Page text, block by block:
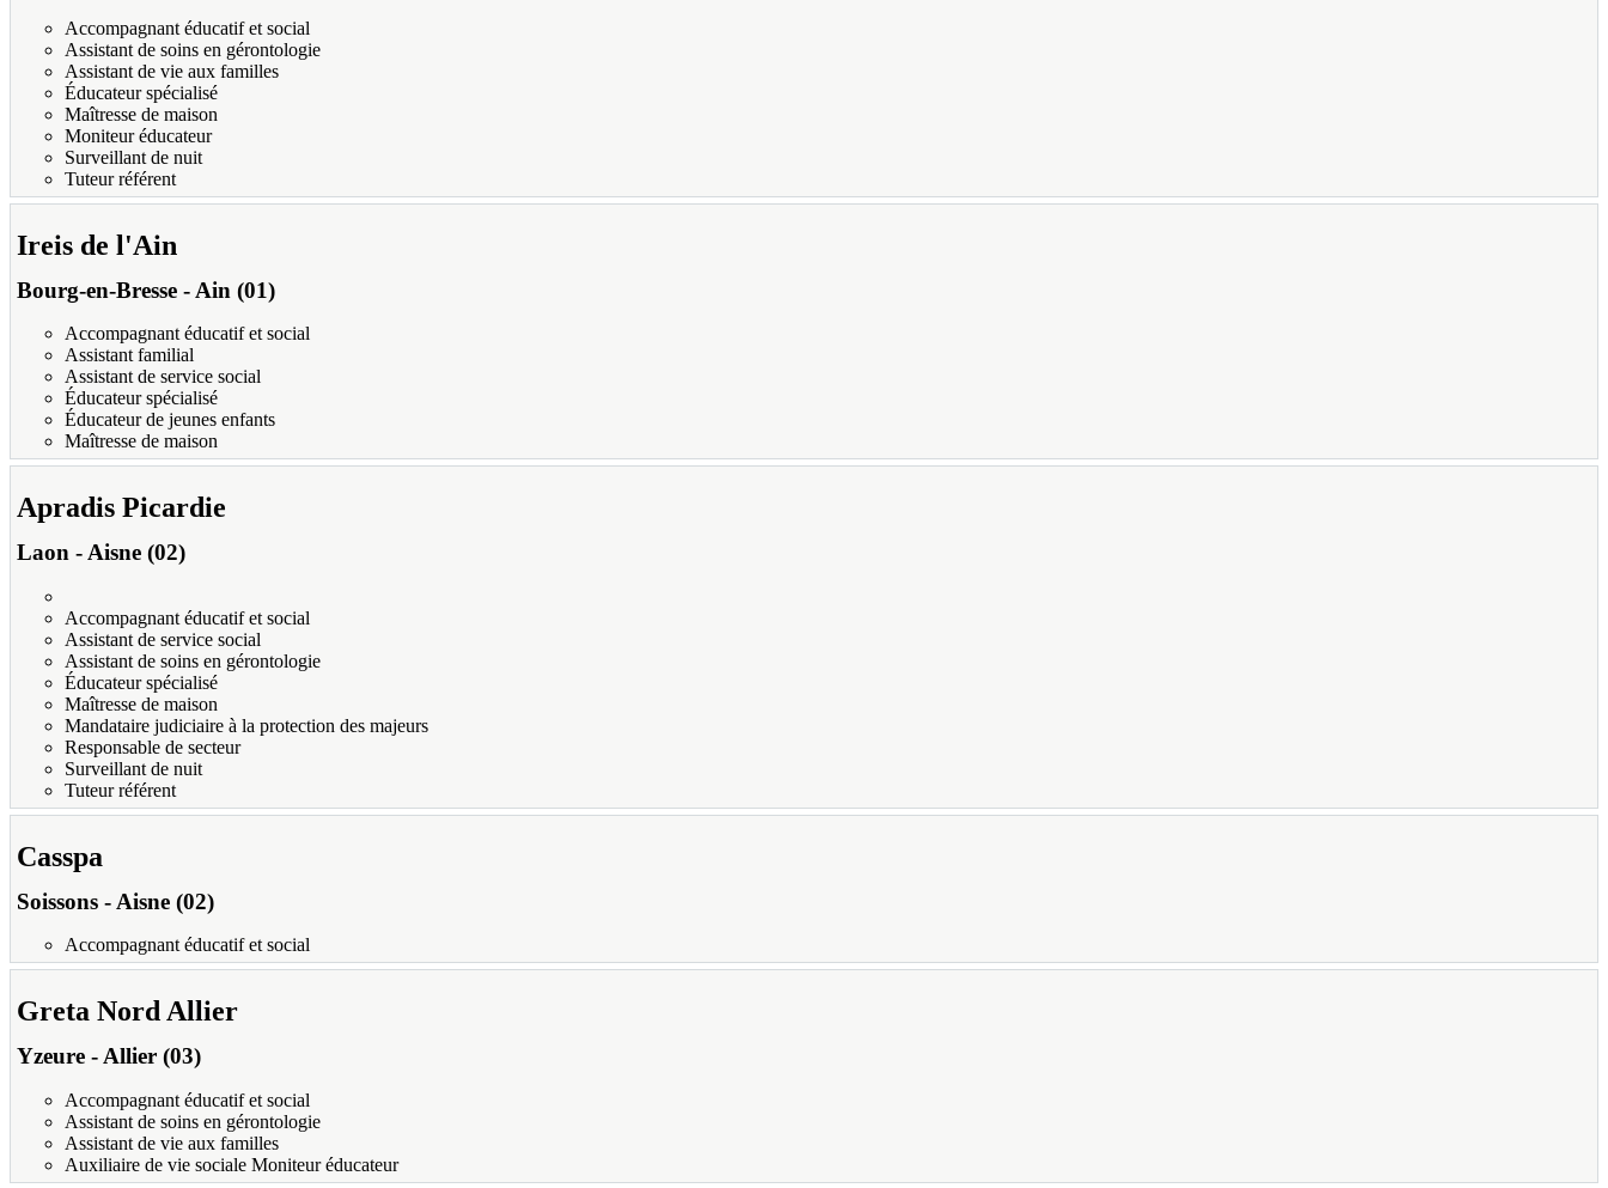
Accompagnant éducatif et social
Assistant de soins en gérontologie
Assistant de vie aux familles
Éducateur spécialisé
Maîtresse de maison
Moniteur éducateur
Surveillant de nuit
Tuteur référent
Ireis de l'Ain
Bourg-en-Bresse - Ain (01)
Accompagnant éducatif et social
Assistant familial
Assistant de service social
Éducateur spécialisé
Éducateur de jeunes enfants
Maîtresse de maison
Apradis Picardie
Laon - Aisne (02)
Accompagnant éducatif et social
Assistant de service social
Assistant de soins en gérontologie
Éducateur spécialisé
Maîtresse de maison
Mandataire judiciaire à la protection des majeurs
Responsable de secteur
Surveillant de nuit
Tuteur référent
Casspa
Soissons - Aisne (02)
Accompagnant éducatif et social
Greta Nord Allier
Yzeure - Allier (03)
Accompagnant éducatif et social
Assistant de soins en gérontologie
Assistant de vie aux familles
Auxiliaire de vie sociale Moniteur éducateur